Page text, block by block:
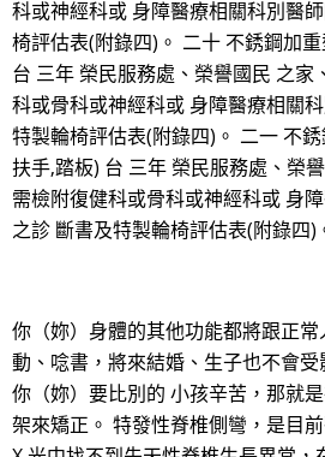
科或神經科或 身障醫療相關科別醫
椅評估表(附錄四)。 二十 不銹鋼加
台 三年 榮民服務處、榮譽國民 之家
科或骨科或神經科或 身障醫療相關
特製輪椅評估表(附錄四)。 二一 不
扶手,踏板) 台 三年 榮民服務處、榮
需檢附復健科或骨科或神經科或 身
之診 斷書及特製輪椅評估表(附錄四)
你（妳）身體的其他功能都將跟正
動、唸書，將來結婚、生子也不會
你（妳）要比別的 小孩辛苦，那就
架來矯正。 特發性脊椎側彎，是目